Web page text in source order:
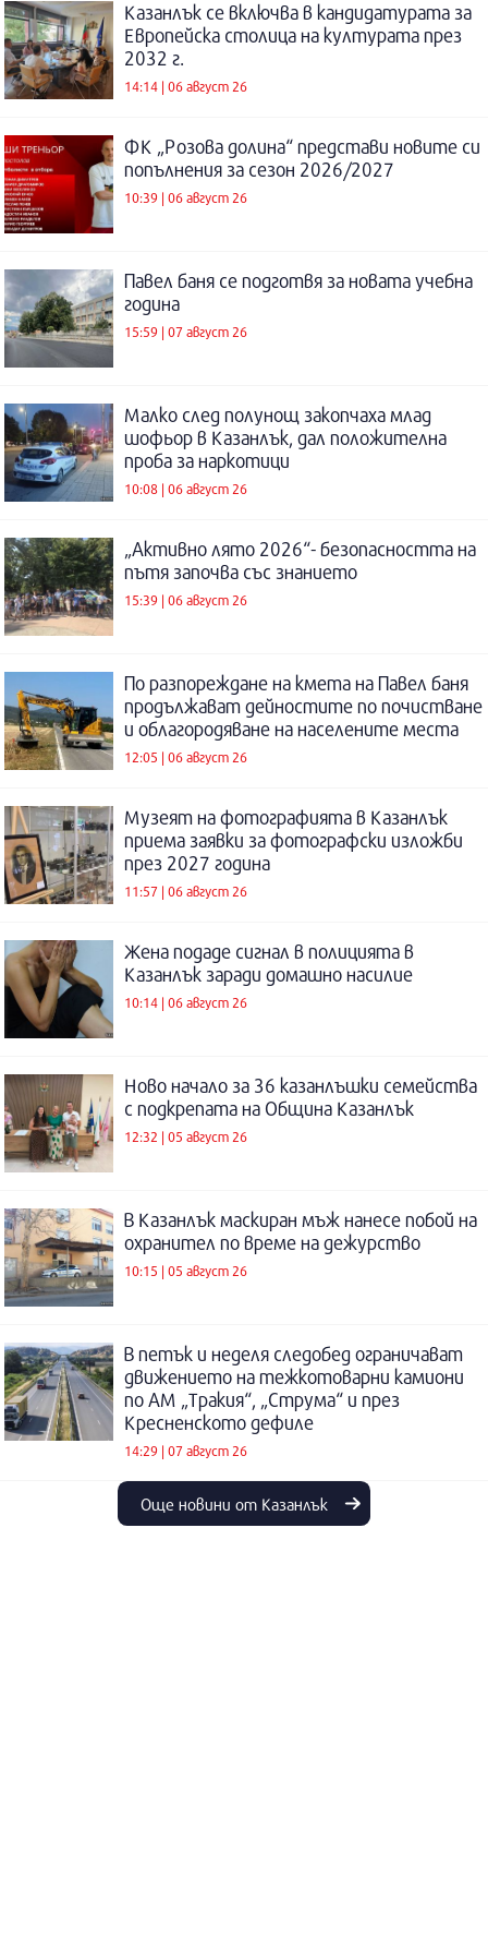
Казанлък се включва в кандидатурата за
Европейска столица на културата през
2032 г.
14:14 | 06 август 26
ФК „Розова долина“ представи новите си
попълнения за сезон 2026/2027
10:39 | 06 август 26
Павел баня се подготвя за новата учебна
година
15:59 | 07 август 26
Малко след полунощ закопчаха млад
шофьор в Казанлък, дал положителна
проба за наркотици
10:08 | 06 август 26
„Активно лято 2026“- безопасността на
пътя започва със знанието
15:39 | 06 август 26
По разпореждане на кмета на Павел баня
продължават дейностите по почистване
и облагородяване на населените места
12:05 | 06 август 26
Музеят на фотографията в Казанлък
приема заявки за фотографски изложби
през 2027 година
11:57 | 06 август 26
Жена подаде сигнал в полицията в
Казанлък заради домашно насилие
10:14 | 06 август 26
Ново начало за 36 казанлъшки семейства
с подкрепата на Община Казанлък
12:32 | 05 август 26
В Казанлък маскиран мъж нанесе побой на
охранител по време на дежурство
10:15 | 05 август 26
В петък и неделя следобед ограничават
движението на тежкотоварни камиони
по АМ „Тракия“, „Струма“ и през
Кресненското дефиле
14:29 | 07 август 26
Още новини от Казанлък